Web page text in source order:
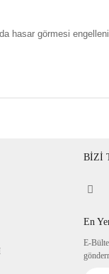
hasar görmesi
BİZİ
En
E-